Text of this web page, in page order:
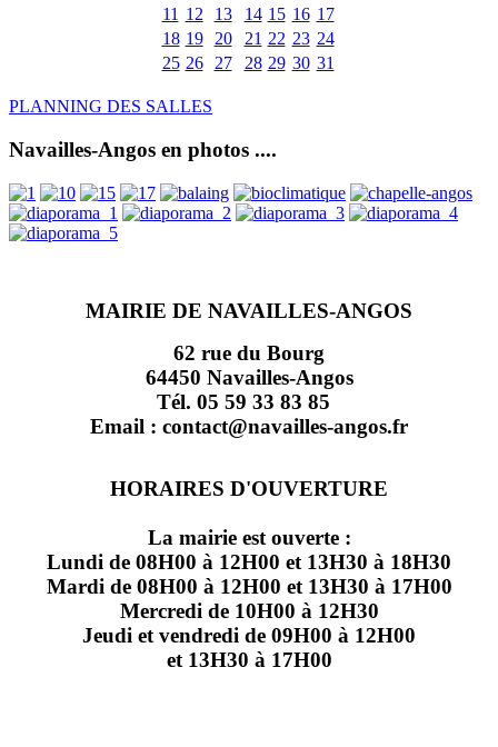
11 12 13 14 15 16 17
18 19 20 21 22 23 24
25 26 27 28 29 30 31
PLANNING DES SALLES
Navailles-Angos en photos ....
MAIRIE DE NAVAILLES-ANGOS
62 rue du Bourg
64450 Navailles-Angos
Tél. 05 59 33 83 85
Email : contact@navailles-angos.fr
HORAIRES D'OUVERTURE
La mairie est ouverte :
Lundi de 08H00 à 12H00 et 13H30 à 18H30
Mardi de 08H00 à 12H00 et 13H30 à 17H00
Mercredi de 10H00 à 12H30
Jeudi et vendredi de 09H00 à 12H00
et 13H30 à 17H00